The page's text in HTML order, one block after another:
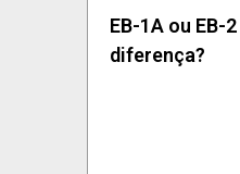
EB-1A ou EB-
diferença?